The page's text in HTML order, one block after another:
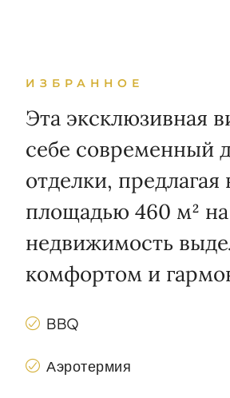
ИЗБРАННОЕ
Эта эксклюзивная
себе современный
отделки,
площадью 460 м² на
недвижимость
комфортом и
BBQ
Аэротермия